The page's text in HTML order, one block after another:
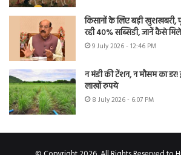
किसानों के लिए बड़ी खुशखबरी,
रही 40% सब्सिडी, जानें कैसे
9 July 2026 - 12:46 PM
न मंडी की टेंशन, न मौसम का
लाखों रुपये
8 July 2026 - 6:07 PM